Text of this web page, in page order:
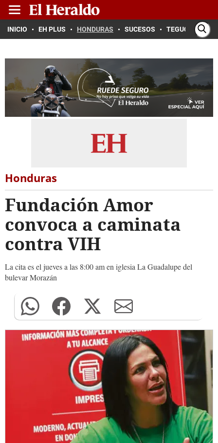
INICIO EH PLUS HONDURAS SUCESOS TEGUCIGALPA
Honduras
Fundación Amor
convoca a caminata
contra VIH
La cita es el jueves a las 8:00 am en iglesia La Guadalupe del
bulevar Morazán